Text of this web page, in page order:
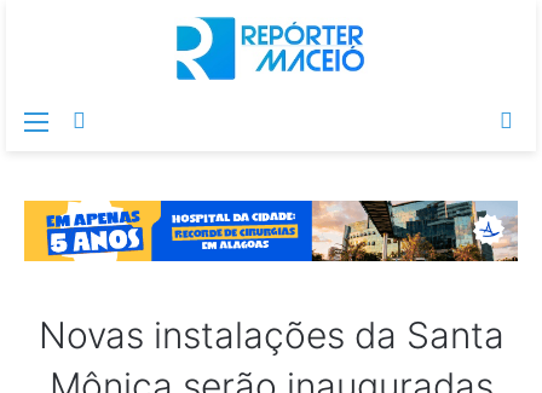
Menu
Novas instalações da Santa